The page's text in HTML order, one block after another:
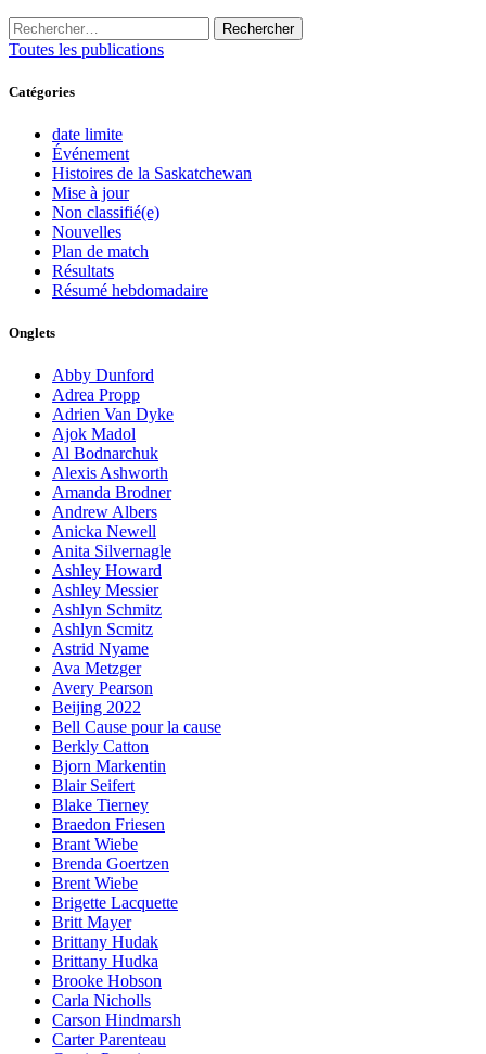
Rechercher :
Toutes les publications
Catégories
date limite
Événement
Histoires de la Saskatchewan
Mise à jour
Non classifié(e)
Nouvelles
Plan de match
Résultats
Résumé hebdomadaire
Onglets
Abby Dunford
Adrea Propp
Adrien Van Dyke
Ajok Madol
Al Bodnarchuk
Alexis Ashworth
Amanda Brodner
Andrew Albers
Anicka Newell
Anita Silvernagle
Ashley Howard
Ashley Messier
Ashlyn Schmitz
Ashlyn Scmitz
Astrid Nyame
Ava Metzger
Avery Pearson
Beijing 2022
Bell Cause pour la cause
Berkly Catton
Bjorn Markentin
Blair Seifert
Blake Tierney
Braedon Friesen
Brant Wiebe
Brenda Goertzen
Brent Wiebe
Brigette Lacquette
Britt Mayer
Brittany Hudak
Brittany Hudka
Brooke Hobson
Carla Nicholls
Carson Hindmarsh
Carter Parenteau